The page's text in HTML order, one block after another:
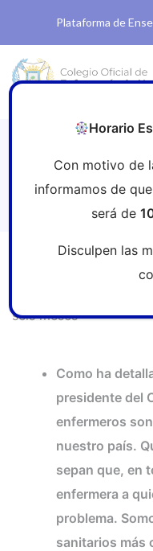
Plataforma de
logra más de
en seis meses
seis meses
Como ha
presidente del
enfermeros
nuestro país.
sepan que, en
enfermera a
problema.
sanitarios más
Horario
Con motivo de
informamos de
será de
Disculpen las